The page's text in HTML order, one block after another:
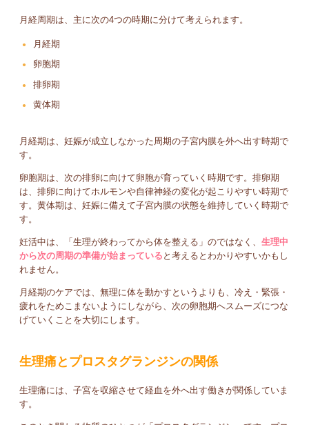
月経周期は、主に次の4つの時期に分けて考えられます。
月経期
卵胞期
排卵期
黄体期
月経期は、妊娠が成立しなかった周期の子宮内膜を外へ出す時期で
す。
卵胞期は、次の排卵に向けて卵胞が育っていく時期です。排卵期
は、排卵に向けてホルモンや自律神経の変化が起こりやすい時期で
す。黄体期は、妊娠に備えて子宮内膜の状態を維持していく時期で
す。
妊活中は、「生理が終わってから体を整える」のではなく、 生理中
から次の周期の準備が始まっている と考えるとわかりやすいかもし
れません。
月経期のケアでは、無理に体を動かすというよりも、冷え・緊張・
疲れをためこまないようにしながら、次の卵胞期へスムーズにつな
げていくことを大切にします。
生理痛とプロスタグランジンの関係
生理痛には、子宮を収縮させて経血を外へ出す働きが関係していま
す。